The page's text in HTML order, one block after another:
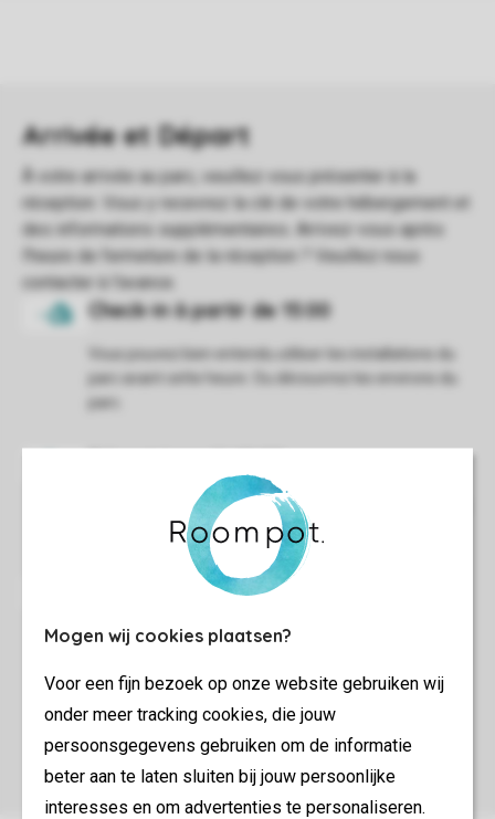
Mogen wij cookies plaatsen?
Voor een fijn bezoek op onze website gebruiken wij
onder meer tracking cookies, die jouw
persoonsgegevens gebruiken om de informatie
beter aan te laten sluiten bij jouw persoonlijke
interesses en om advertenties te personaliseren.
Vous pouvez bien entendu utiliser les installations du
parc avant cette heure. Ou découvrez les environs du
parc.
Le reste de la journée, vous êtes bien sûr les bienvenus
pour profiter des installations du parc.
Nous vous demandons de laisser le logement propre,
de ramasser les draps.